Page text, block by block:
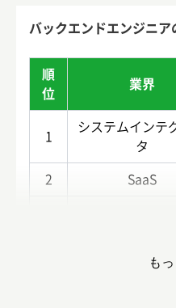
バックエンドエンジニ
順
位
業界
1
システムインテ
タ
2 SaaS
も